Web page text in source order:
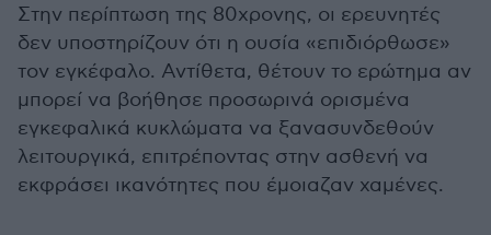
Στην περίπτωση της 80χρονης, οι ερευνητές
δεν υποστηρίζουν ότι η ουσία «επιδιόρθωσε»
τον εγκέφαλο. Αντίθετα, θέτουν το ερώτημα αν
μπορεί να βοήθησε προσωρινά ορισμένα
εγκεφαλικά κυκλώματα να ξανασυνδεθούν
λειτουργικά, επιτρέποντας στην ασθενή να
εκφράσει ικανότητες που έμοιαζαν χαμένες.